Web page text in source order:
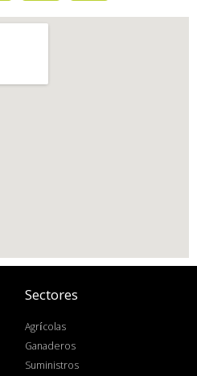
Sectores
Agrícolas
Ganaderos
Suministros